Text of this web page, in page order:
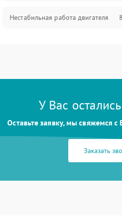
Нестабильная работа двигателя
У Вас
Оставьте заявку, мы свяжемся
Заказать